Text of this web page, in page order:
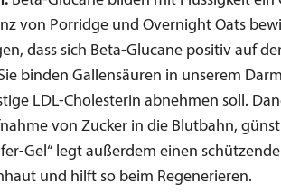
von Porridge und Overnight Oats
dass sich Beta-Glucane positiv auf
binden Gallensäuren in unserem
LDL-Cholesterin abnehmen soll.
von Zucker in die Blutbahn,
Gel“ legt außerdem einen
und hilft so beim Regenerieren.